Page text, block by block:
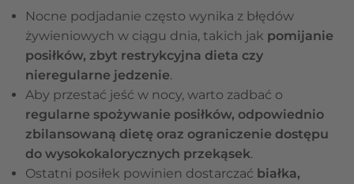
Nocne podjadanie często wynika z błędów
żywieniowych w ciągu dnia, takich jak pomijanie
posiłków, zbyt restrykcyjna dieta czy
nieregularne jedzenie.
Aby przestać jeść w nocy, warto zadbać o
regularne spożywanie posiłków, odpowiednio
zbilansowaną dietę oraz ograniczenie dostępu
do wysokokalorycznych przekąsek.
Ostatni posiłek powinien dostarczać białka,